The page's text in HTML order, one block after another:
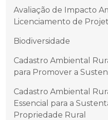
Avaliação de Impacto
Licenciamento de
Biodiversidade
Cadastro Ambiental
para Promover a
Cadastro Ambiental
Essencial para a
Propriedade Rural